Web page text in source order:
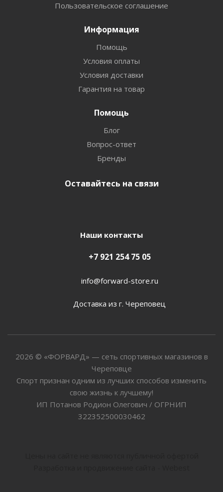
Пользовательское соглашение
Информация
Помощь
Условия оплаты
Условия доставки
Гарантия на товар
Помощь
Блог
Вопрос-ответ
Бренды
Оставайтесь на связи
Наши контакты
+7 921 254 75 05
info@forward-store.ru
Доставка из г. Череповец
2026 © «ФОРВАРД» — сеть спортивных магазинов в
Череповце
Спорт признан одним из лучших способов изменить
свою жизнь к лучшему!
ИП Потанов Родион Олегович / ОГРНИП
322352500030462